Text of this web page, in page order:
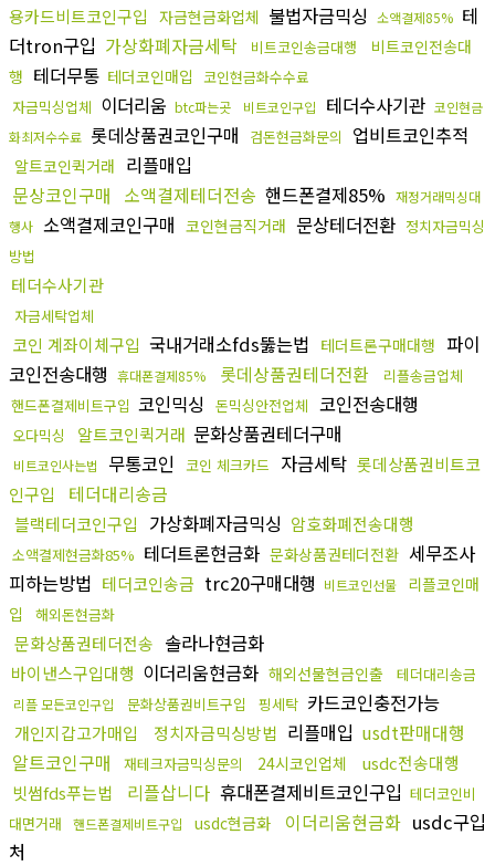
용카드비트코인구입 자금현금화업체 불법자금믹싱 소액결제85% 테
더tron구입 가상화폐자금세탁 비트코인송금대행
비트코인전송대
행 테더무통 테더코인매입 코인현금화수수료
자금믹싱업체 이더리움 btc파는곳 비트코인구입 테더수사기관 코인현금
화최저수수료 롯데상품권코인구매 검돈현금화문의 업비트코인추적
알트코인퀵거래 리플매입
문상코인구매 소액결제테더전송 핸드폰결제85% 재정거래믹싱대
행사 소액결제코인구매 코인현금직거래 문상테더전환 정치자금믹싱
방법
테더수사기관
자금세탁업체
코인 계좌이체구입 국내거래소fds뚫는법 테더트론구매대행 파이
코인전송대행 휴대폰결제85% 롯데상품권테더전환
리플송금업체
핸드폰결제비트구입 코인믹싱 돈믹싱안전업체 코인전송대행
오다믹싱 알트코인퀵거래 문화상품권테더구매
비트코인사는법 무통코인 코인 체크카드 자금세탁 롯데상품권비트코
인구입
테더대리송금
블랙테더코인구입 가상화폐자금믹싱 암호화폐전송대행
소액결제현금화85% 테더트론현금화 문화상품권테더전환 세무조사
피하는방법 테더코인송금 trc20구매대행 비트코인선물
리플코인매
입
해외돈현금화
문화상품권테더전송 솔라나현금화
바이낸스구입대행 이더리움현금화 해외선물현금인출 테더대리송금
리플 모든코인구입 문화상품권비트구입 핑세탁 카드코인충전가능
개인지갑고가매입 정치자금믹싱방법 리플매입 usdt판매대행
알트코인구매
재테크자금믹싱문의 24시코인업체
usdc전송대행
빗썸fds푸는법
리플삽니다 휴대폰결제비트코인구입 테더코인비
대면거래
핸드폰결제비트구입 usdc현금화 이더리움현금화 usdc구입
처